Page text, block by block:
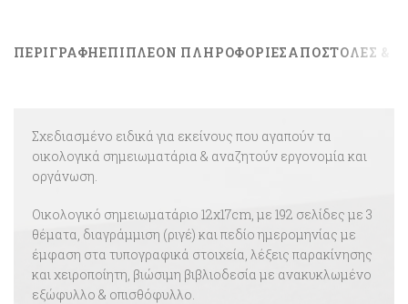
ΠΕΡΙΓΡΑΦΉΕΠΙΠΛΈΟΝ ΠΛΗΡΟΦΟΡΊΕΣΑΠΟΣΤΟΛΕΣ &
Σχεδιασμένο ειδικά για εκείνους που αγαπούν τα
οικολογικά σημειωματάρια & αναζητούν εργονομία και
οργάνωση.
Οικολογικό σημειωματάριο 12x17cm, με 192 σελίδες με 3
θέματα, διαγράμμιση (ριγέ) και πεδίο ημερομηνίας με
έμφαση στα τυπογραφικά στοιχεία, λέξεις παρακίνησης
και χειροποίητη, βιώσιμη βιβλιοδεσία με ανακυκλωμένο
εξώφυλλο & οπισθόφυλλο.